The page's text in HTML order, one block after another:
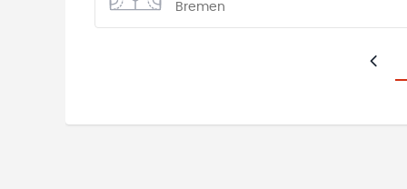
Bremen